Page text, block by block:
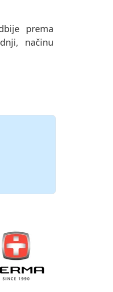
prema
načinu